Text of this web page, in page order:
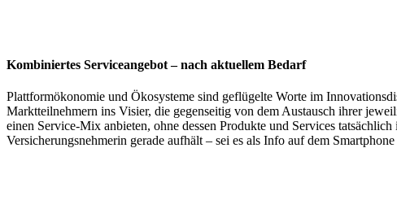
Kombiniertes Serviceangebot – nach aktuellem Bedarf
Plattformökonomie und Ökosysteme sind geflügelte Worte im
Marktteilnehmern ins Visier, die gegenseitig von dem Austausch ihrer
einen Service-Mix anbieten, ohne dessen Produkte und Services
Versicherungsnehmerin gerade aufhält – sei es als Info auf dem